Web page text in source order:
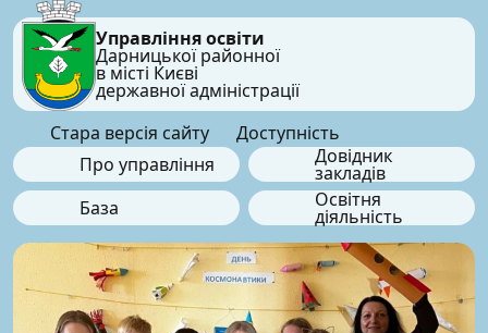
Управління освіти
Дарницької районної
в місті Києві
державної адміністрації
Стара версія сайту
Доступність
Про управління
Довідник
закладів
База
Освітня
діяльність